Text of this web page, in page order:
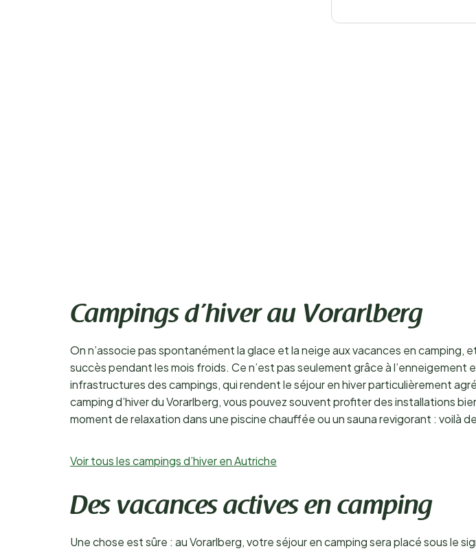
Campings d’hiver au Vorarlberg
On n’associe pas spontanément la glace et la neige aux vacances en
succès pendant les mois froids. Ce n’est pas seulement grâce à
infrastructures des campings, qui rendent le séjour en hiver particulièrement
camping d’hiver du Vorarlberg, vous pouvez souvent profiter des installations
moment de relaxation dans une piscine chauffée ou un sauna revigorant : voilà
Voir tous les campings d’hiver en Autriche
Des vacances actives en camping
Une chose est sûre : au Vorarlberg, votre séjour en camping sera placé sous le